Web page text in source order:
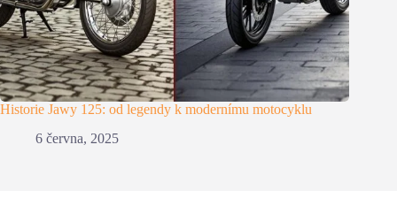
Historie Jawy 125: od legendy k modernímu motocyklu
6 června, 2025